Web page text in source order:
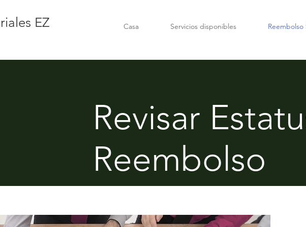
EZ Casa Servicios disponibles Reembolso
Revisar
Reembolso